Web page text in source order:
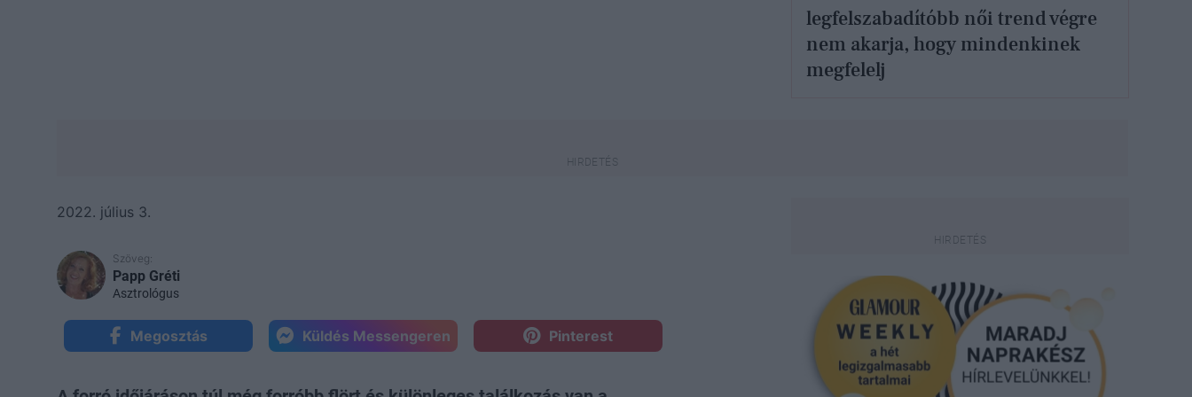
legfelszabadítóbb női trend végre
nem akarja, hogy mindenkinek
megfelelj
2022. július 3.
Szöveg:
Papp Gréti
Asztrológus
Megosztás Küldés Messengeren Pinterest